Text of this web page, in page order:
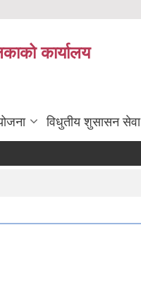
कार्यालय
विधुतीय शुसासन सेवा